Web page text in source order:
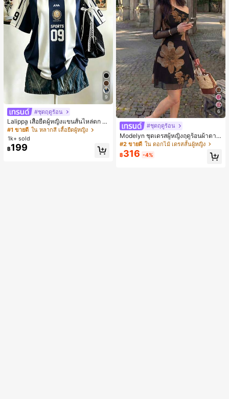
9
#ชุดฤดูร้อน
Lalippa เสื้อยืดผู้หญิงแขนสั้นไหล่ตก ค
อวีปกเสื้อ ลายพิมพ์ดิจิทัลลายทาง สไตล์
สปอร์ตแฟชั่นมินิมอล ของขวัญสำหรับเ
พื่อน
#1 ขายดี ใน หลากสี เสื้อยืดผู้หญิง
1k+ sold
฿199
6
#ชุดฤดูร้อน
Modelyn ชุดเดรสผู้หญิงฤดูร้อนผ้าตาข่
ายพิมพ์ลาย คอไม่สมมาตร จับจีบ หรูหร
า เซ็กซี่
#2 ขายดี ใน ดอกไม้ เดรสสั้นผู้หญิง
฿316 -4%